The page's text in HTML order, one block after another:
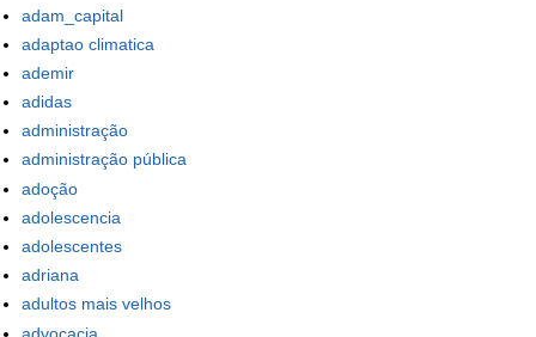
adam_capital
adaptao climatica
ademir
adidas
administração
administração pública
adoção
adolescencia
adolescentes
adriana
adultos mais velhos
advocacia